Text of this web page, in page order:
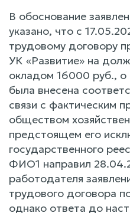
В обоснование
указано, что с
трудовому договору
УК «Развитие» на
окладом 16000 руб.,
была внесена
связи с фактическим
обществом
предстоящем его
государственного
ФИО1 направил
работодателя
трудового договора
однако ответа до